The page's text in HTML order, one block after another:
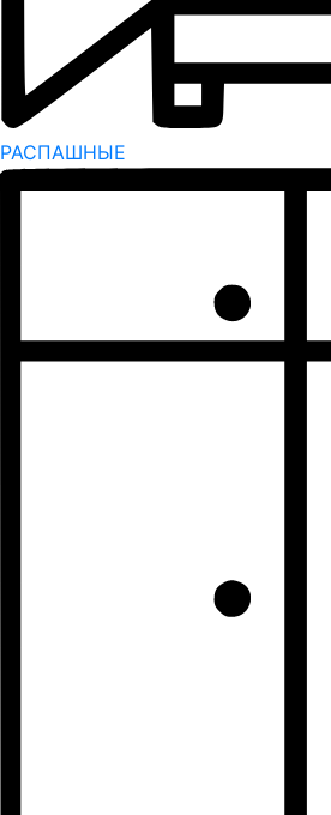
РАСПАШНЫЕ